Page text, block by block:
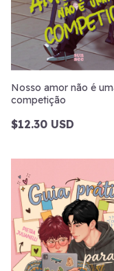
Nosso amor não é
competição
$12.30 USD